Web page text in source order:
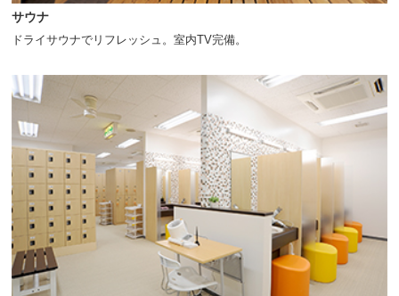
サウナ
ドライサウナでリフレッシュ。室内TV完備。